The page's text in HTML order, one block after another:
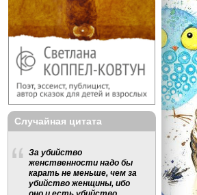
Случайная цитата
За убийство
женственности надо бы
карать не меньше, чем за
убийство женщины, ибо